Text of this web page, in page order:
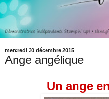
mercredi 30 décembre 2015
Ange angélique
Un ange